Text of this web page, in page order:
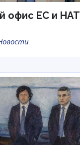
офис ЕС и